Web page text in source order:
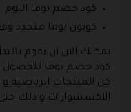
كود خصم بوما اليوم .
كوبون بوما متجدد
يمكنك الان ان تقوم
كود خصم بوما للحصول
كل المنتجات الرياضية